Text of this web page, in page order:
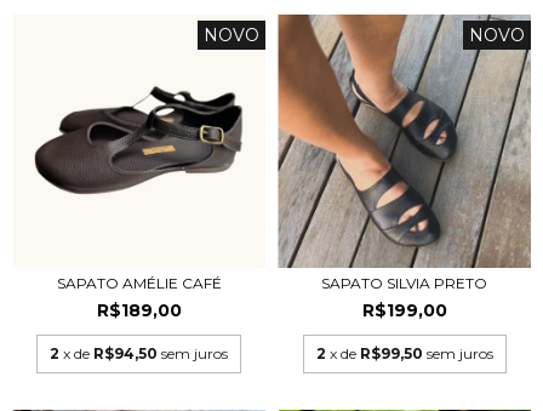
NOVO
SAPATO AMÉLIE CAFÉ
R$189,00
2 x de R$94,50 sem juros
NOVO
SAPATO SILVIA PRETO
R$199,00
2 x de R$99,50 sem juros